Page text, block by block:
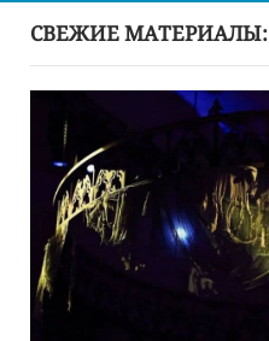
СВЕЖИЕ МАТЕРИАЛЫ: